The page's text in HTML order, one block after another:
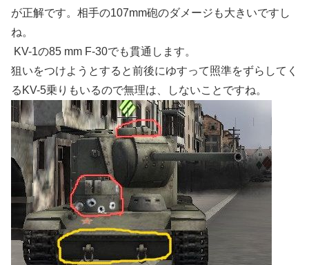
が正解です。相手の107mm砲のダメージも大きいですし
ね。
KV-1の85 mm F-30でも貫通します。
狙いをつけようとすると前後にゆすって照準をずらしてく
るKV-5乗りもいるので無理は、しないことですね。